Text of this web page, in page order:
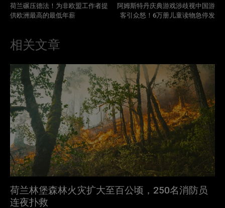
荷兰碾压德法！为非欧盟工作者提
供欧洲最高的最低年薪
阿姆斯特丹庆典游戏涉歧视中国游
客引众怒！6万册儿童读物急停发
相关文章
荷兰林堡森林火灾扩大至百公顷，250名消防员
连夜扑救